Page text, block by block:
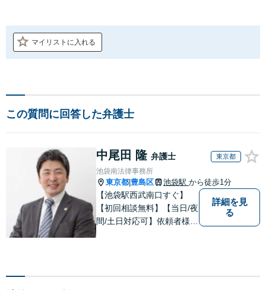
マイリストに入れる
この質問に回答した弁護士
中尾田 隆 弁護士 東京都
池袋南法律事務所
東京都 豊島区 池袋駅 から徒歩1分
【池袋駅西武南口すぐ】
【初回相談無料】【当日/夜
間/土日対応可】依頼者様の
詳細を見
る